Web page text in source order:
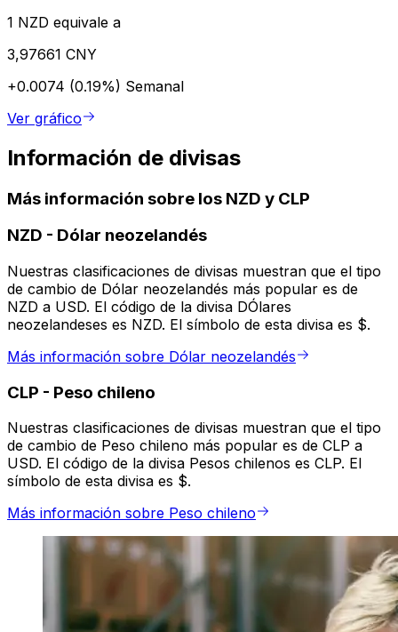
1 NZD equivale a
3,97661 CNY
+0.0074 (0.19%) Semanal
Ver gráfico
Información de divisas
Más información sobre los NZD y CLP
NZD - Dólar neozelandés
Nuestras clasificaciones de divisas muestran que el tipo
de cambio de Dólar neozelandés más popular es de
NZD a USD. El código de la divisa DÓlares
neozelandeses es NZD. El símbolo de esta divisa es $.
Más información sobre Dólar neozelandés
CLP - Peso chileno
Nuestras clasificaciones de divisas muestran que el tipo
de cambio de Peso chileno más popular es de CLP a
USD. El código de la divisa Pesos chilenos es CLP. El
símbolo de esta divisa es $.
Más información sobre Peso chileno